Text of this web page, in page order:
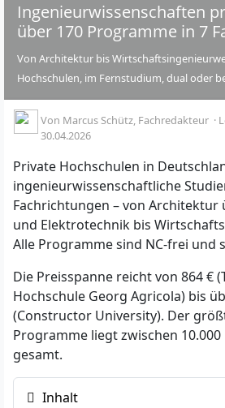
Ingenieurwissenschaften
über 170 Programme in 7
Von Architektur bis
Hochschulen, im Fernstudium, dual oder
Von Marcus Schütz, Fachredakteur ·
30.04.2026
Private Hochschulen in
ingenieurwissenschaftliche
Fachrichtungen – von Architektur
und Elektrotechnik bis
Alle Programme sind NC-frei und
Die Preisspanne reicht von 864 €
Hochschule Georg Agricola) bis
(Constructor University). Der
Programme liegt zwischen 10.000
gesamt.
Inhalt